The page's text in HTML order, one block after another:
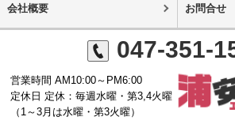
会社概要 お問合せ
047-351-
営業時間 AM10:00～PM6:00
定休日 定休：毎週水曜・第3,4火曜
（1～3月は水曜・第3火曜）